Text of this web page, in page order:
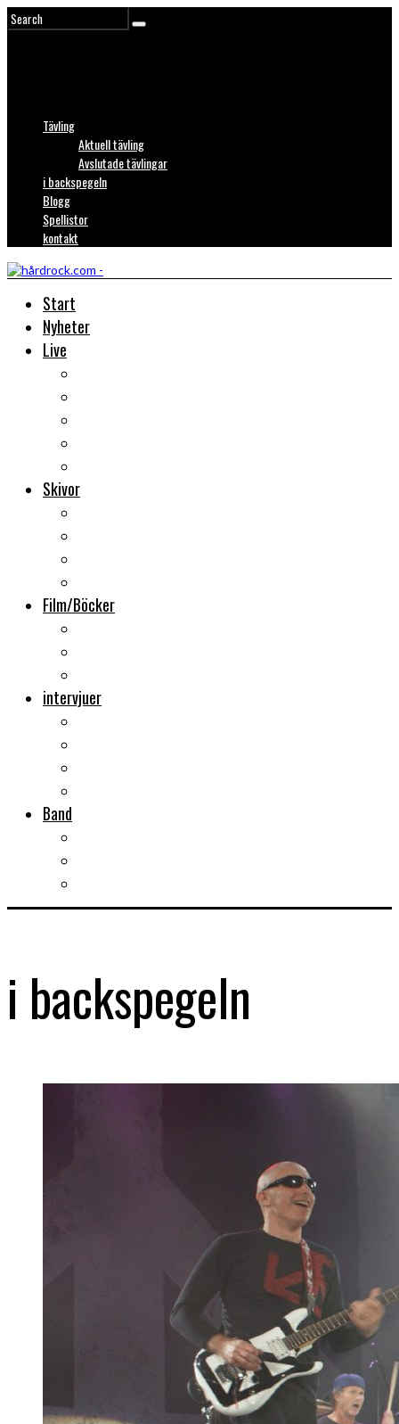
Tävling
Aktuell tävling
Avslutade tävlingar
i backspegeln
Blogg
Spellistor
kontakt
Start
Nyheter
Live
Skivor
Film/Böcker
intervjuer
Band
i backspegeln